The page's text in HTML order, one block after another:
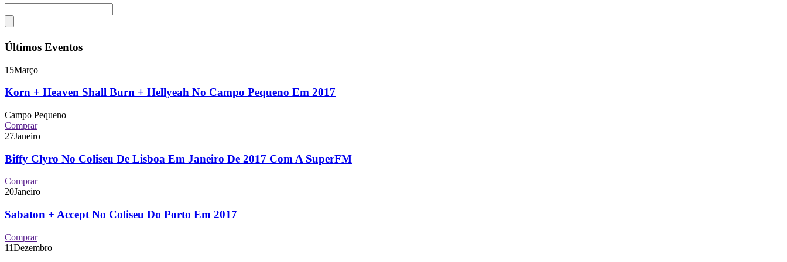
Últimos Eventos
15Março
Korn + Heaven Shall Burn + Hellyeah No Campo Pequeno Em 2017
Campo Pequeno
Comprar
27Janeiro
Biffy Clyro No Coliseu De Lisboa Em Janeiro De 2017 Com A SuperFM
Comprar
20Janeiro
Sabaton + Accept No Coliseu Do Porto Em 2017
Comprar
11Dezembro